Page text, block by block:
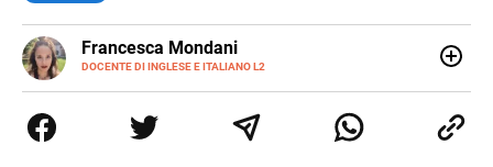
Francesca Mondani
DOCENTE DI INGLESE E ITALIANO L2
LINKEDIN
INSTAGRAM
secondaria di secondo grado. Mi occupo inoltre di
traduzioni, SEO Onsite e contenuti per il web. Amo i saggi